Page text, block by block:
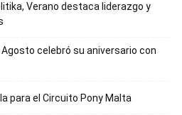
Verano destaca liderazgo y
Agosto celebró su aniversario con
para el Circuito Pony Malta